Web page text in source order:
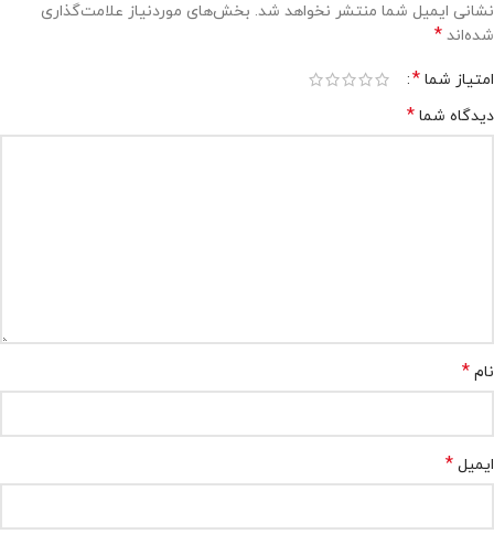
نشانی ایمیل شما منتشر نخواهد شد. بخش‌های موردنیاز علامت‌گذاری
شده‌اند *
امتیاز شما *
دیدگاه شما *
نام *
ایمیل *